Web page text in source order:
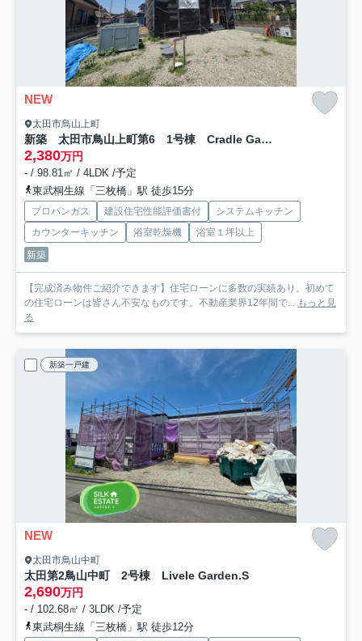
NEW
太田市鳥山上町
新築 太田市鳥山上町第6 1号棟 Cradle Garden
2,380万円
- / 98.81㎡ / 4LDK /予定
東武桐生線「三枚橋」駅 徒歩15分
プロパンガス 建設住宅性能評価書付
システムキッチン
カウンターキッチン
浴室乾燥機
浴室１坪以上
新築
【完成済み物件ご紹介できます】住宅ローンに多数の実績あり。初めて
の住宅ローンは皆さん不安なものです。不動産業界12年間で... もっと見
る
新築一戸建
NEW
太田市鳥山中町
太田第2鳥山中町 2号棟 Livele Garden.S
2,690万円
- / 102.68㎡ / 3LDK /予定
東武桐生線「三枚橋」駅 徒歩12分